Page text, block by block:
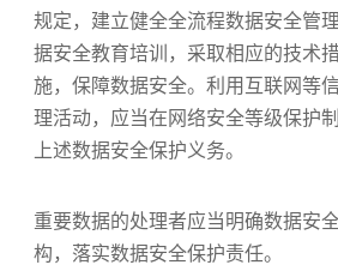
规定，建立健全全流程数据安全管
据安全教育培训，采取相应的技术
施，保障数据安全。利用互联网等
理活动，应当在网络安全等级保护
上述数据安全保护义务。
重要数据的处理者应当明确数据安
构，落实数据安全保护责任。